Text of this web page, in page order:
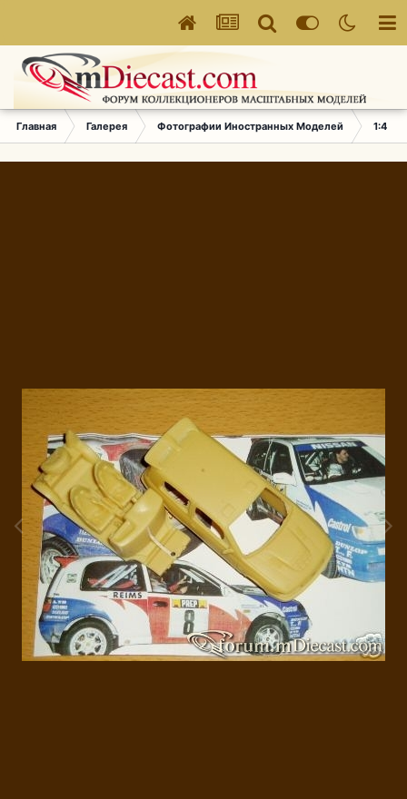
Главная Галерея Фотографии Иностранных Моделей 1:43